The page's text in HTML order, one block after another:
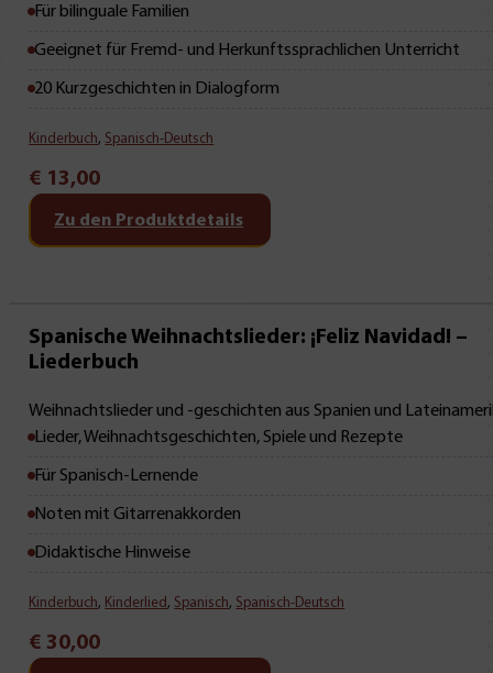
Für bilinguale Familien
Geeignet für Fremd- und Herkunftssprachlichen Unterricht
20 Kurzgeschichten in Dialogform
Kinderbuch, Spanisch-Deutsch
€ 13,00
Zu den Produktdetails
Mit Leseprobe!
Spanische Weihnachtslieder: ¡Feliz Navidad! –
Liederbuch
Weihnachtslieder und -geschichten aus Spanien und
Lieder, Weihnachtsgeschichten, Spiele und Rezepte
Für Spanisch-Lernende
Noten mit Gitarrenakkorden
Didaktische Hinweise
Kinderbuch, Kinderlied , Spanisch, Spanisch-Deutsch
€ 30,00